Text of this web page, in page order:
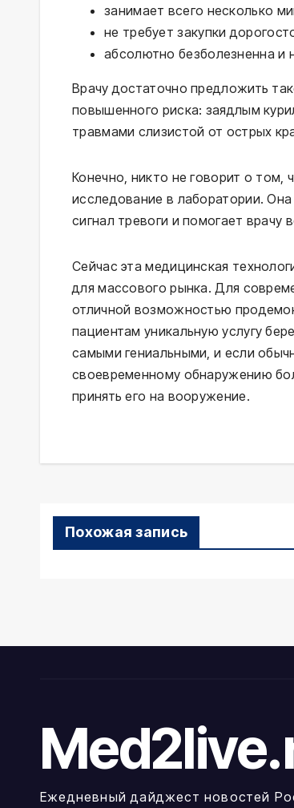
занимает всего несколько
не требует закупки
абсолютно безболезненна и
Врачу достаточно предложить
повышенного риска: заядлым
травмами слизистой от острых
Конечно, никто не говорит о том,
исследование в лаборатории.
сигнал тревоги и помогает врачу
Сейчас эта медицинская
для массового рынка. Для
отличной возможностью
пациентам уникальную услугу
самыми гениальными, и если
своевременному обнаружению
принять его на вооружение.
Похожая запись
Ежедневный дайджест новостей